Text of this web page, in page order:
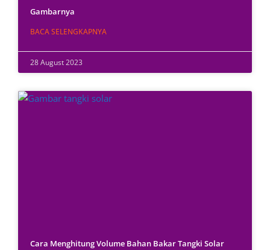
Gambarnya
BACA SELENGKAPNYA
28 August 2023
Cara Menghitung Volume Bahan Bakar Tangki Solar